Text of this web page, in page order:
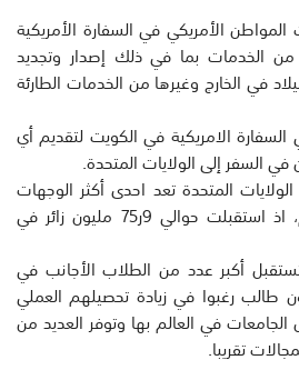
الأمريكي في السفارة الأمريكية
الخدمات بما في ذلك إصدار وتجديد
في الخارج وغيرها من الخدمات الطارئة
الامريكية في الكويت لتقديم أي
السفر إلى الولايات المتحدة.
المتحدة تعد احدى أكثر الوجهات
السياحية شعبية في العالم، اذ استقبلت حوالي 9ر75 مليون زائر في
أكبر عدد من الطلاب الأجانب في
طالب رغبوا في زيادة تحصيلهم العملي
في العالم بها وتوفر العديد من
تقريبا.